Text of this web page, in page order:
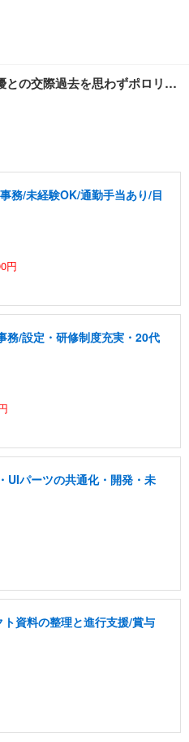
との交際過去を思わずポロリ…
務/未経験OK/通勤手当あり/目
円
務/設定・研修制度充実・20代
UIパーツの共通化・開発・未
資料の整理と進行支援/賞与